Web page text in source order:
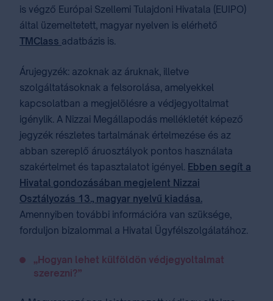
is végző Európai Szellemi Tulajdoni Hivatala (EUIPO)
által üzemeltetett, magyar nyelven is elérhető
TMClass adatbázis is.
Árujegyzék: azoknak az áruknak, illetve
szolgáltatásoknak a felsorolása, amelyekkel
kapcsolatban a megjelölésre a védjegyoltalmat
igénylik. A Nizzai Megállapodás mellékletét képező
jegyzék részletes tartalmának értelmezése és az
abban szereplő áruosztályok pontos használata
szakértelmet és tapasztalatot igényel. Ebben segít a
Hivatal gondozásában megjelent Nizzai
Osztályozás 13., magyar nyelvű kiadása.
Amennyiben további információra van szüksége,
forduljon bizalommal a Hivatal Ügyfélszolgálatához.
„Hogyan lehet külföldön védjegyoltalmat
szerezni?”